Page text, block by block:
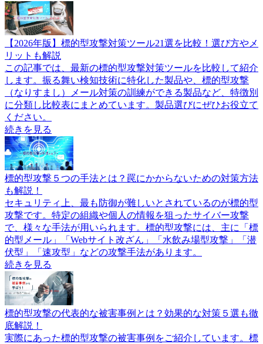
【2026年版】標的型攻撃対策ツール21選を比較！選び方やメ
リットも解説
この記事では、最新の標的型攻撃対策ツールを比較して紹介
します。振る舞い検知技術に特化した製品や、標的型攻撃
（なりすまし）メール対策の訓練ができる製品など、特徴別
に分類し比較表にまとめています。製品選びにぜひお役立て
ください。
続きを見る
標的型攻撃５つの手法とは？罠にかからないための対策方法
も解説！
セキュリティ上、最も防御が難しいとされているのが標的型
攻撃です。特定の組織や個人の情報を狙ったサイバー攻撃
で、様々な手法が用いられます。標的型攻撃には、主に「標
的型メール」「Webサイト改ざん」「水飲み場型攻撃」「潜
伏型」「速攻型」などの攻撃手法があります。
続きを見る
標的型攻撃の代表的な被害事例とは？効果的な対策５選も徹
底解説！
実際にあった標的型攻撃の被害事例をご紹介しています。標